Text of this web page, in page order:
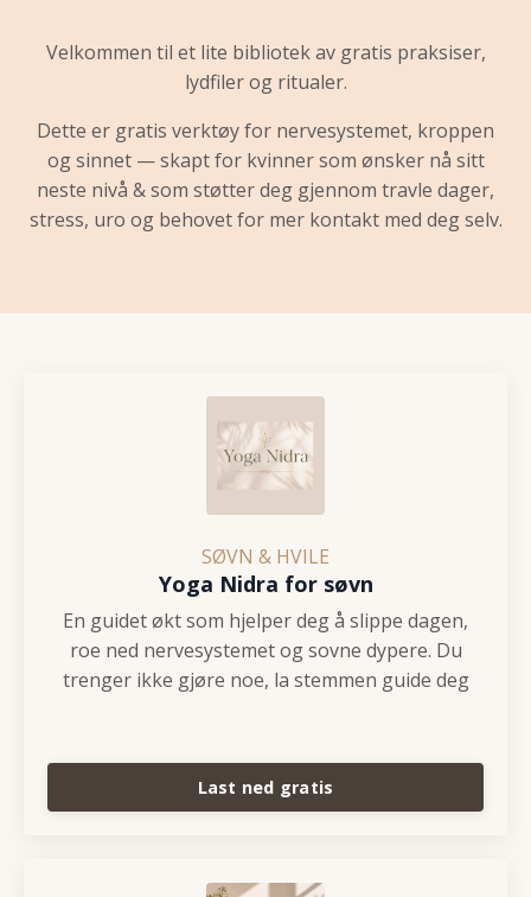
Velkommen til et lite bibliotek av gratis praksiser,
lydfiler og ritualer.
Dette er gratis verktøy for nervesystemet, kroppen
og sinnet — skapt for kvinner som ønsker nå sitt
neste nivå & som støtter deg gjennom travle dager,
stress, uro og behovet for mer kontakt med deg selv.
SØVN & HVILE
Yoga Nidra for søvn
En guidet økt som hjelper deg å slippe dagen,
roe ned nervesystemet og sovne dypere. Du
trenger ikke gjøre noe, la stemmen guide deg
Last ned gratis